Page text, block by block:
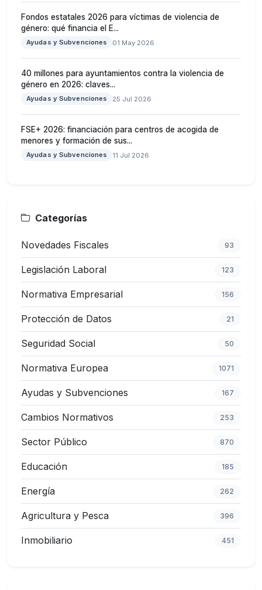
Fondos estatales 2026 para víctimas de violencia de
género: qué financia el E...
Ayudas y Subvenciones 01 May 2026
40 millones para ayuntamientos contra la violencia de
género en 2026: claves...
Ayudas y Subvenciones 25 Jul 2026
FSE+ 2026: financiación para centros de acogida de
menores y formación de sus...
Ayudas y Subvenciones 11 Jul 2026
Categorías
Novedades Fiscales 93
Legislación Laboral 123
Normativa Empresarial 156
Protección de Datos 21
Seguridad Social 50
Normativa Europea 1071
Ayudas y Subvenciones 167
Cambios Normativos 253
Sector Público 870
Educación 185
Energía 262
Agricultura y Pesca 396
Inmobiliario 451